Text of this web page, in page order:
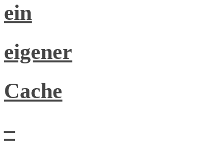
ein
eigener
Cache
–